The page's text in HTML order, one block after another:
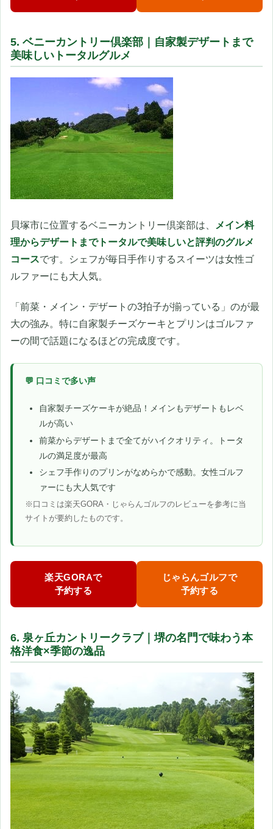
5. ベニーカントリー倶楽部｜自家製デザートまで
美味しいトータルグルメ
貝塚市に位置するベニーカントリー倶楽部は、
メイン料
理からデザートまでトータルで美味しいと評判のグルメ
コースです。シェフが毎日手作りするスイーツは女性ゴ
ルファーにも大人気。
「前菜・メイン・デザートの3拍子が揃っている」のが最
大の強み。特に自家製チーズケーキとプリンはゴルファ
ーの間で話題になるほどの完成度です。
💬 口コミで多い声
自家製チーズケーキが絶品！メインもデザートもレベ
ルが高い
前菜からデザートまで全てがハイクオリティ。トータ
ルの満足度が最高
シェフ手作りのプリンがなめらかで感動。女性ゴルフ
ァーにも大人気です
※口コミは楽天GORA・じゃらんゴルフのレビューを参考に当
サイトが要約したものです。
楽天GORAで
予約する
じゃらんゴルフで
予約する
6. 泉ヶ丘カントリークラブ｜堺の名門で味わう本
格洋食×季節の逸品